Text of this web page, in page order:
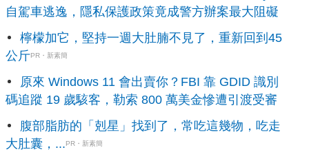
自駕車逃逸，隱私保護政策竟成警方辦案最大阻礙
檸檬加它，堅持一週大肚腩不見了，重新回到45
公斤PR・新素簡
原來 Windows 11 會出賣你？FBI 靠 GDID 識別
碼追蹤 19 歲駭客，勒索 800 萬美金慘遭引渡受審
腹部脂肪的「剋星」找到了，常吃這幾物，吃走
大肚囊，...PR・新素簡